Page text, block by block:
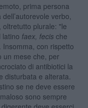
prima persona
verbo,
plurale: "le
latino faex, fecische
con rispetto
un mese che, per
di antibiotici la
disturbata e alterata.
se ne deve essere
sono sempre